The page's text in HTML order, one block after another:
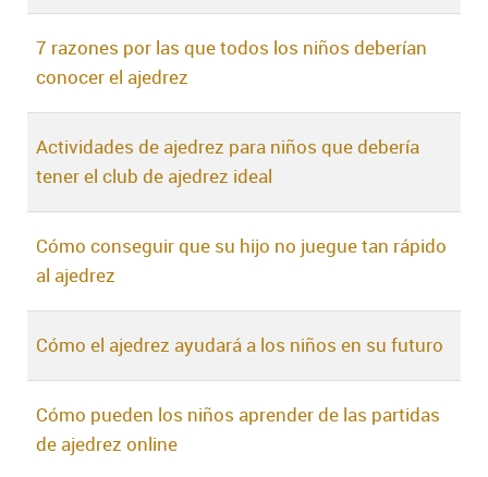
7 razones por las que todos los niños deberían
conocer el ajedrez
Actividades de ajedrez para niños que debería
tener el club de ajedrez ideal
Cómo conseguir que su hijo no juegue tan rápido
al ajedrez
Cómo el ajedrez ayudará a los niños en su futuro
Cómo pueden los niños aprender de las partidas
de ajedrez online